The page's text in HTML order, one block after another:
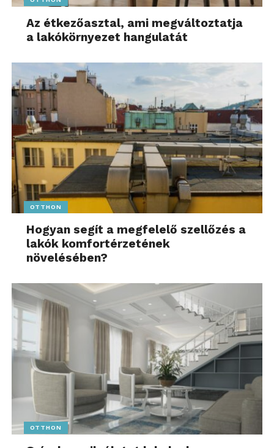
Az étkezőasztal, ami megváltoztatja
a lakókörnyezet hangulatát
OTTHON
Hogyan segít a megfelelő szellőzés a
lakók komfortérzetének
növelésében?
OTTHON